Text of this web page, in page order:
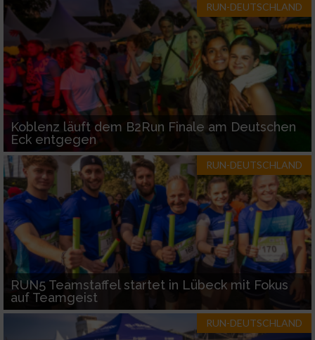
RUN-DEUTSCHLAND
Koblenz läuft dem B2Run Finale am Deutschen
Eck entgegen
RUN-DEUTSCHLAND
RUN5 Teamstaffel startet in Lübeck mit Fokus
auf Teamgeist
RUN-DEUTSCHLAND